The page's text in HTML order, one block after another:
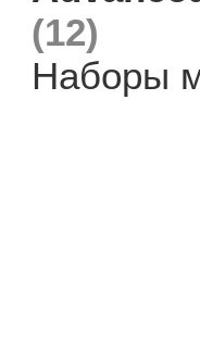
(12)
Наборы